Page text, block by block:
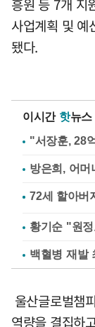
흥원 등 7개 지
사업계획 및 예
됐다.
이시간 핫뉴스
"서장훈, 28
방은희, 어
황기순 "원
백혈병 재발
울산글로벌챔
역량을 결집하